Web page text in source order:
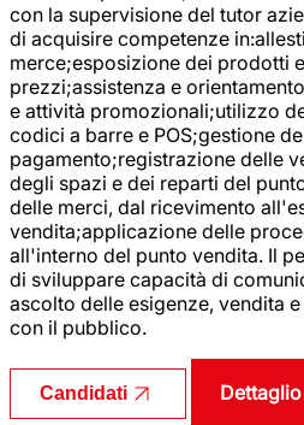
con la supervisione del tutor
di acquisire competenze
merce;esposizione dei prodotti
prezzi;assistenza e
e attività promozionali;utilizzo
codici a barre e POS;gestione
pagamento;registrazione delle
degli spazi e dei reparti del
delle merci, dal ricevimento
vendita;applicazione delle
all'interno del punto vendita. Il
di sviluppare capacità di
ascolto delle esigenze, vendita
con il pubblico.
Candidati